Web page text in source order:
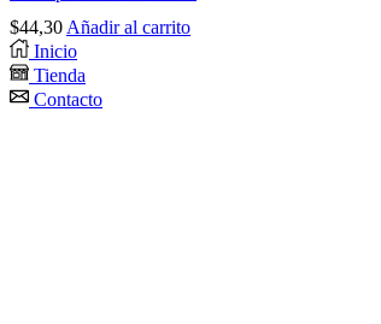
$44,30 Añadir al carrito
Inicio
Tienda
Contacto